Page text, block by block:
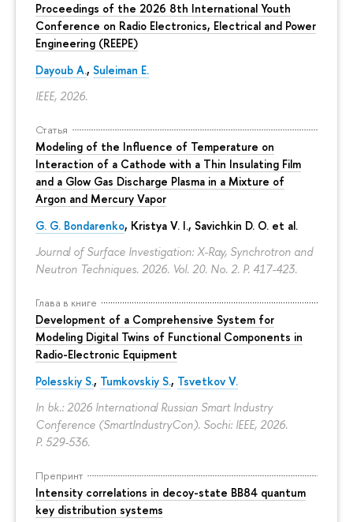
Proceedings of the 2026 8th International Youth
Conference on Radio Electronics, Electrical and Power
Engineering (REEPE)
Dayoub A., Suleiman E.
IEEE, 2026.
Статья
Modeling of the Influence of Temperature on
Interaction of a Cathode with a Thin Insulating Film
and a Glow Gas Discharge Plasma in a Mixture of
Argon and Mercury Vapor
G. G. Bondarenko, Kristya V. I., Savichkin D. O. et al.
Journal of Surface Investigation: X-Ray, Synchrotron and
Neutron Techniques. 2026. Vol. 20. No. 2. P. 417-423.
Глава в книге
Development of a Comprehensive System for
Modeling Digital Twins of Functional Components in
Radio-Electronic Equipment
Polesskiy S., Tumkovskiy S., Tsvetkov V.
In bk.: 2026 International Russian Smart Industry
Conference (SmartIndustryCon). Sochi: IEEE, 2026.
P. 529-536.
Препринт
Intensity correlations in decoy-state BB84 quantum
key distribution systems